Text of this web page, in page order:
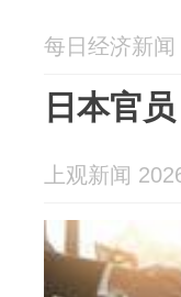
每日经济新
日本官
上观新闻